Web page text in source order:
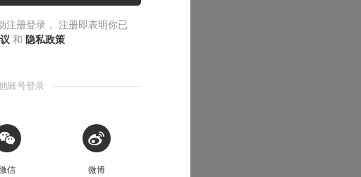
注册登录， 注册即表明你已
和 隐私政策
账号登录
信 微博